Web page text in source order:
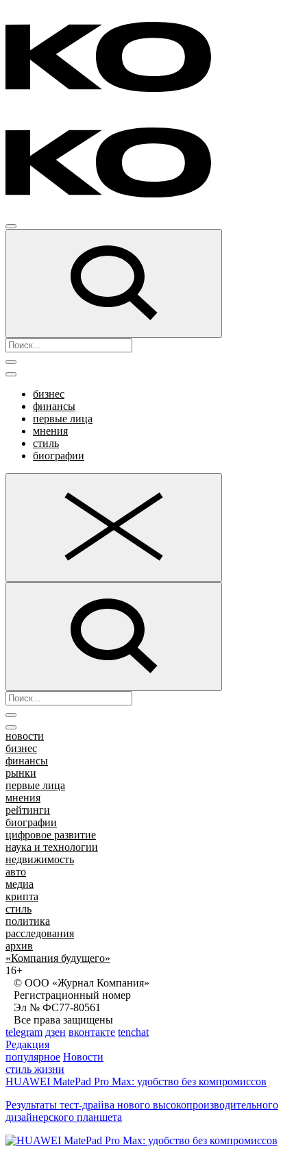
бизнес
финансы
первые лица
мнения
стиль
биографии
новости
бизнес
финансы
рынки
первые лица
мнения
рейтинги
биографии
цифровое развитие
наука и технологии
недвижимость
авто
медиа
крипта
стиль
политика
расследования
архив
«Компания будущего»
16+
© ООО «Журнал Компания»
Регистрационный номер
Эл № ФС77-80561
Все права защищены
telegram дзен вконтакте tenchat
Редакция
популярное Новости
стиль жизни
HUAWEI MatePad Pro Max: удобство без компромиссов
Результаты тест-драйва нового высокопроизводительного
дизайнерского планшета